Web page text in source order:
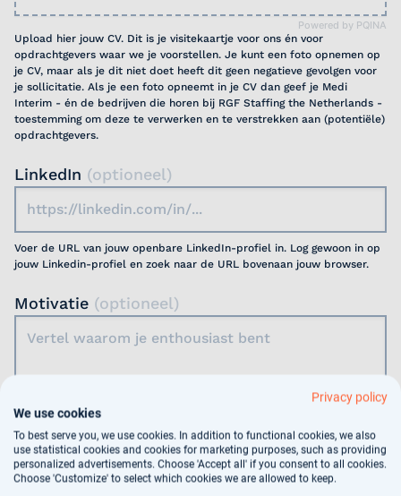
Powered by PQINA
Upload hier jouw CV. Dit is je visitekaartje voor ons én voor
opdrachtgevers waar we je voorstellen. Je kunt een foto opnemen op
je CV, maar als je dit niet doet heeft dit geen negatieve gevolgen voor
je sollicitatie. Als je een foto opneemt in je CV dan geef je Medi
Interim - én de bedrijven die horen bij RGF Staffing the Netherlands -
toestemming om deze te verwerken en te verstrekken aan (potentiële)
opdrachtgevers.
LinkedIn (optioneel)
Voer de URL van jouw openbare LinkedIn-profiel in. Log gewoon in op
jouw Linkedin-profiel en zoek naar de URL bovenaan jouw browser.
Motivatie (optioneel)
Jouw gegevens worden gebruikt voor
arbeidsbemiddeling, dit vindt deels geautomatiseerd
plaats. In onsprivacy statementkun je nalezen hoe
wij jouw gegevens verwerken.
Privacy policy
We use cookies
To best serve you, we use cookies. In addition to functional cookies, we also
use statistical cookies and cookies for marketing purposes, such as providing
personalized advertisements. Choose 'Accept all' if you consent to all cookies.
Choose 'Customize' to select which cookies we are allowed to keep.